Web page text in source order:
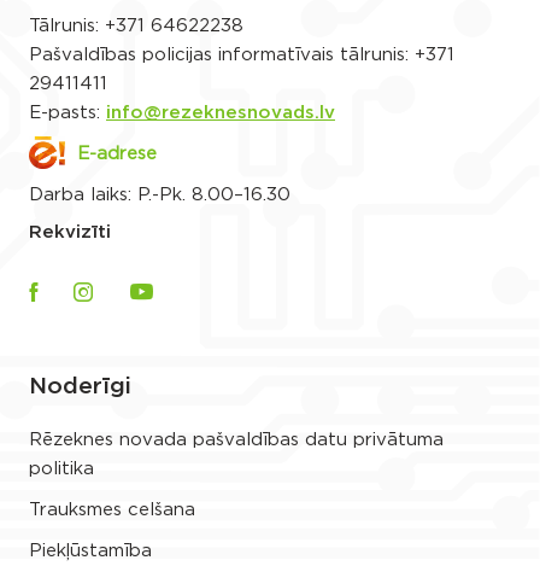
Tālrunis: +371 64622238
Pašvaldības policijas informatīvais tālrunis: +371
29411411
E-pasts: info@rezeknesnovads.lv
E-adrese
Darba laiks: P.-Pk. 8.00–16.30
Rekvizīti
Noderīgi
Rēzeknes novada pašvaldības datu privātuma
politika
Trauksmes celšana
Piekļūstamība